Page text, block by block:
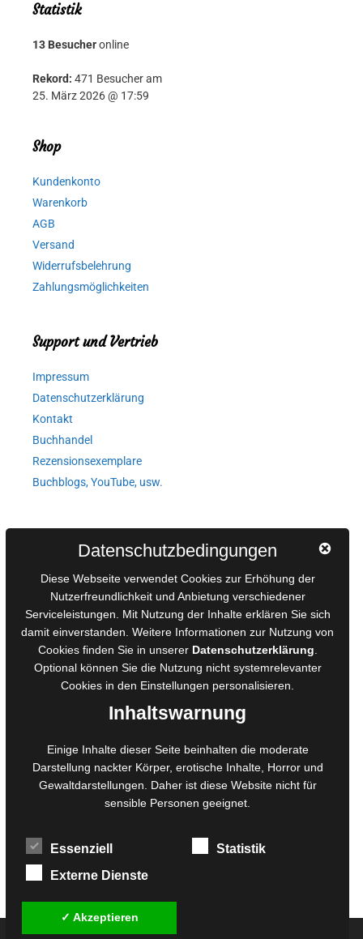
Statistik
13 Besucheronline
Rekord: 471 Besucher am
25. März 2026 @ 17:59
Shop
Kundenkonto
Warenkorb
AGB
Versand
Widerrufsbelehrung
Zahlungsmöglichkeiten
Support und Vertrieb
Impressum
Datenschutzerklärung
Kontakt
Buchhandel
Rezensionsexemplare
Buchblogs, YouTube, usw.
AGB für Medienprojekte
Online-Artikel
Manuskripte einreichen
Ausschreibungen
Belegexemplare
Eigenbedarfsexemplare
Foto- und Bildbearbeitung
Fotorestauration
Creative Artwork
MPS Fotografie
WordPress Support
Datenschutzbedingungen
Diese Webseite verwendet Cookies zur Erhöhung der
Nutzerfreundlichkeit und Anbietung verschiedener
Serviceleistungen. Mit Nutzung der Inhalte erklären Sie sich
damit einverstanden. Weitere Informationen zur Nutzung von
Cookies finden Sie in unserer Datenschutzerklärung
Optional können Sie die Nutzung nicht systemrelevanter
Cookies in den Einstellungen personalisieren.
Inhaltswarnung
Einige Inhalte dieser Seite beinhalten die moderate
Darstellung nackter Körper, erotische Inhalte, Horror und
Gewaltdarstellungen. Daher ist diese Website nicht für
sensible Personen geeignet.
Essenziell
Statistik
Externe Dienste
✓ Akzeptieren